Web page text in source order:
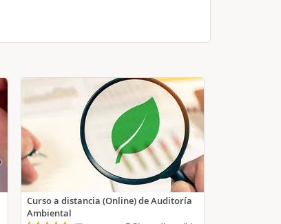
Curso a distancia (Online) de Auditoría
Ambiental